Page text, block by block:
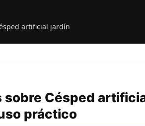
artificial jardín
sobre Césped
práctico